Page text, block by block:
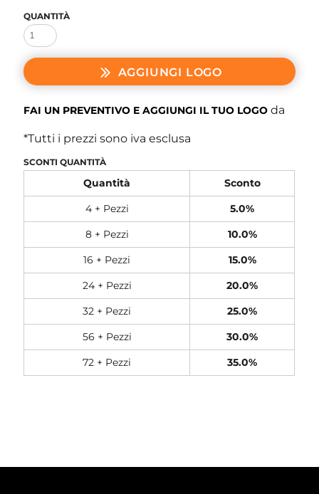
QUANTITÀ
AGGIUNGI LOGO
FAI UN PREVENTIVO E AGGIUNGI IL TUO LOGO da
*Tutti i prezzi sono iva esclusa
SCONTI QUANTITÀ
Quantità
Sconto
4 + Pezzi
5.0%
8 + Pezzi
10.0%
16 + Pezzi
15.0%
24 + Pezzi
20.0%
32 + Pezzi
25.0%
56 + Pezzi
30.0%
72 + Pezzi
35.0%